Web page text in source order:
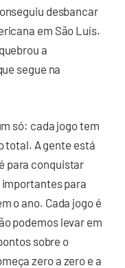
desbancar
em São Luís.
a
segue na
só: cada jogo tem
total. A gente está
para conquistar
para
o ano. Cada jogo é
podemos levar em
sobre o
zero a zero e a